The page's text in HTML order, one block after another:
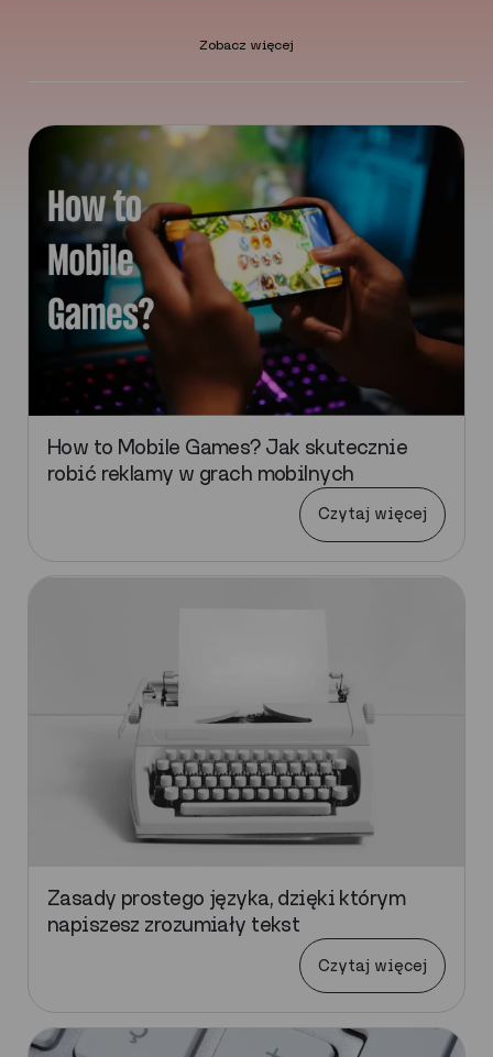
Zobacz więcej
How to Mobile Games? Jak skutecznie
robić reklamy w grach mobilnych
Czytaj więcej
Zasady prostego języka, dzięki którym
napiszesz zrozumiały tekst
Czytaj więcej